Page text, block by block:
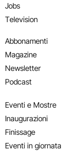
Jobs
Television
Abbonamenti
Magazine
Newsletter
Podcast
Eventi e Mostre
Inaugurazioni
Finissage
Eventi in giornata